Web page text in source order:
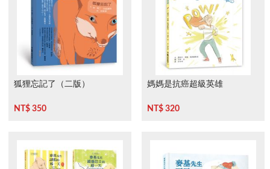
狐狸忘記了（二版）
NT$ 350
媽媽是抗癌超級英雄
NT$ 320